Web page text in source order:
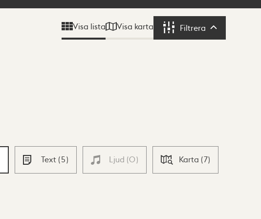
Visa lista Visa karta Filtrera Filtrera
Text (5) Ljud (0) Karta (7)